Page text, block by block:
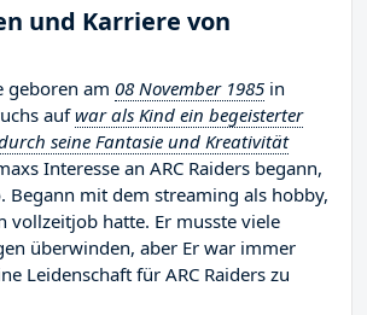
und Karriere von
geboren am 08 November 1985 in
aufwar als Kind ein begeisterter
seine Fantasie und Kreativität
Interesse an ARC Raiders begann,
Begann mit dem streaming als hobby,
vollzeitjob hatte. Er musste viele
überwinden, aber Er war immer
Leidenschaft für ARC Raiders zu